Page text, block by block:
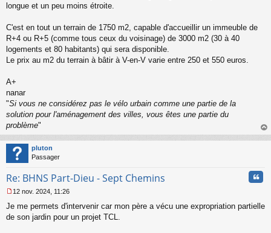
longue et un peu moins étroite.
C'est en tout un terrain de 1750 m2, capable d'accueillir un immeuble de
R+4 ou R+5 (comme tous ceux du voisinage) de 3000 m2 (30 à 40
logements et 80 habitants) qui sera disponible.
Le prix au m2 du terrain à bâtir à V-en-V varie entre 250 et 550 euros.
A+
nanar
"Si vous ne considérez pas le vélo urbain comme une partie de la
solution pour l'aménagement des villes, vous êtes une partie du
problème"
au
pluton
Passager
Re: BHNS Part-Dieu - Sept Chemins
e
s
12 nov. 2024, 11:26
Je me permets d'intervenir car mon père a vécu une expropriation partielle
de son jardin pour un projet TCL.